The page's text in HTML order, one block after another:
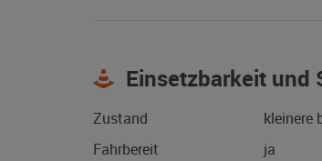
Einsetzbarkeit und
Zustand
kleinere
Fahrbereit
ja